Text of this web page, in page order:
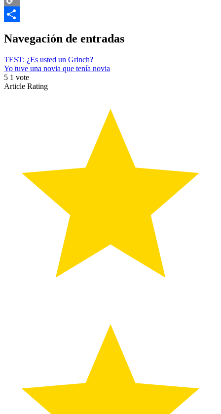
Copy
Navegación de entradas
TEST: ¿Es usted un Grinch?
Yo tuve una novia que tenía novia
5 1 vote
Article Rating